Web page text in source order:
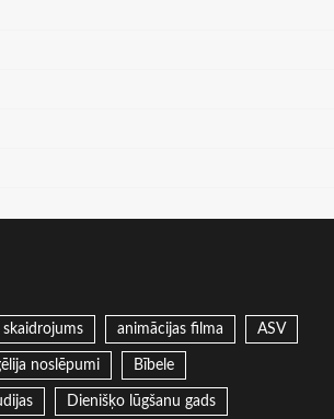
animācijas filma ASV
noslēpumi Bībele
Dienišķo lūgšanu gads